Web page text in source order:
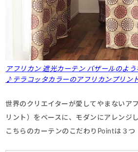
アフリカン 遮光カーテン バザールのよ
♪テラコッタカラーのアフリカンプリン
世界のクリエイターが愛してやまないア
リント）をベースに、モダンにアレンジ
こちらのカーテンのこだわりPointは３つ